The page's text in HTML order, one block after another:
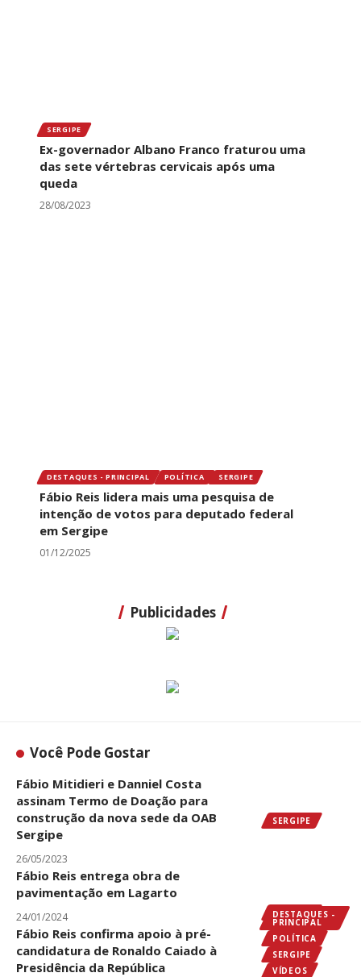
SERGIPE
Ex-governador Albano Franco fraturou uma
das sete vértebras cervicais após uma
queda
28/08/2023
DESTAQUES - PRINCIPAL POLÍTICA SERGIPE
Fábio Reis lidera mais uma pesquisa de
intenção de votos para deputado federal
em Sergipe
01/12/2025
Publicidades
Você Pode Gostar
SERGIPE
Fábio Mitidieri e Danniel Costa
assinam Termo de Doação para
construção da nova sede da OAB
Sergipe
26/05/2023
SERGIPE
Fábio Reis entrega obra de
pavimentação em Lagarto
24/01/2024 DESTAQUES -
PRINCIPAL
POLÍTICA
SERGIPE
VÍDEOS
Fábio Reis confirma apoio à pré-
candidatura de Ronaldo Caiado à
Presidência da República